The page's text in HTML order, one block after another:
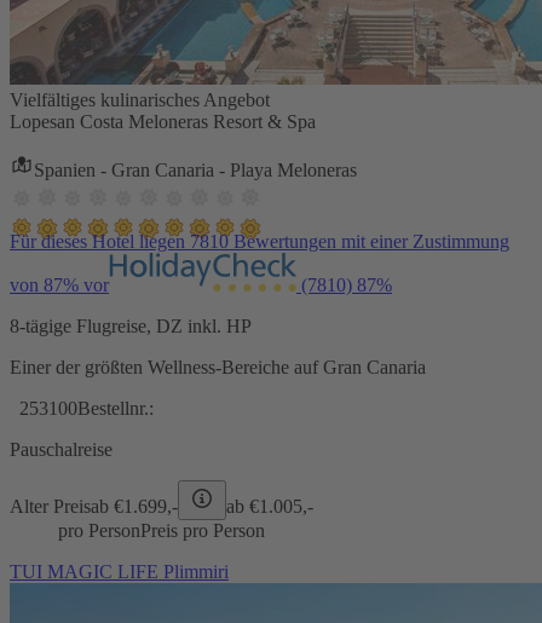
Vielfältiges kulinarisches Angebot
Lopesan Costa Meloneras Resort & Spa
Spanien - Gran Canaria - Playa Meloneras
Für dieses Hotel liegen 7810 Bewertungen mit einer Zustimmung
von 87% vor (7810) 87%
8-tägige Flugreise, DZ inkl. HP
Einer der größten Wellness-Bereiche auf Gran Canaria
253100Bestellnr.:
Pauschalreise
Alter Preisab €1.699,- ab €1.005,-
pro PersonPreis pro Person
TUI MAGIC LIFE Plimmiri